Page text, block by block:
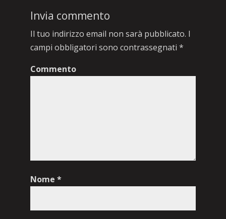
Invia commento
Il tuo indirizzo email non sarà pubblicato. I
campi obbligatori sono contrassegnati *
Commento
Nome *